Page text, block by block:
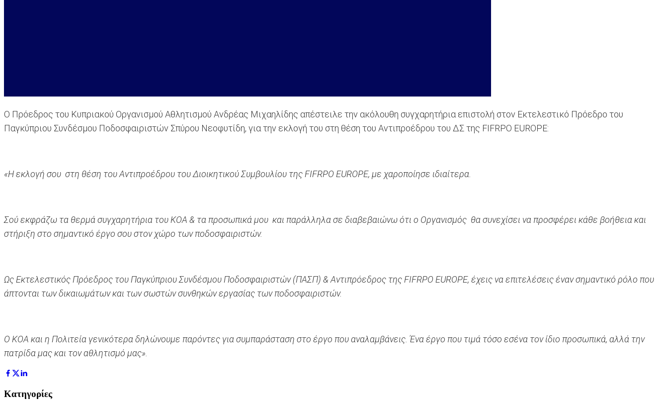
Ο Πρόεδρος του Κυπριακού Οργανισμού Αθλητισμού Ανδρέας Μιχαηλίδης απέστειλε την ακόλουθη συγχαρητήρια επιστολή στον Εκτελεστικό Πρόεδρο του
Παγκύπριου Συνδέσμου Ποδοσφαιριστών Σπύρου Νεοφυτίδη, για την εκλογή του στη θέση του Αντιπροέδρου του ΔΣ της FIFRPO EUROPE:
«Η εκλογή σου στη θέση του Αντιπροέδρου του Διοικητικού Συμβουλίου της FIFRPO EUROPE, με χαροποίησε ιδιαίτερα.
Σού εκφράζω τα θερμά συγχαρητήρια του ΚΟΑ & τα προσωπικά μου και παράλληλα σε διαβεβαιώνω ότι ο Οργανισμός θα συνεχίσει να προσφέρει κάθε βοήθεια και
στήριξη στο σημαντικό έργο σου στον χώρο των ποδοσφαιριστών.
Ως Εκτελεστικός Πρόεδρος του Παγκύπριου Συνδέσμου Ποδοσφαιριστών (ΠΑΣΠ) & Αντιπρόεδρος της FIFRPO EUROPE, έχεις να επιτελέσεις έναν σημαντικό ρόλο που
άπτονται των δικαιωμάτων και των σωστών συνθηκών εργασίας των ποδοσφαιριστών.
Ο ΚΟΑ και η Πολιτεία γενικότερα δηλώνουμε παρόντες για συμπαράσταση στο έργο που αναλαμβάνεις. Ένα έργο που τιμά τόσο εσένα τον ίδιο προσωπικά, αλλά την
πατρίδα μας και τον αθλητισμό μας».
Κατηγορίες